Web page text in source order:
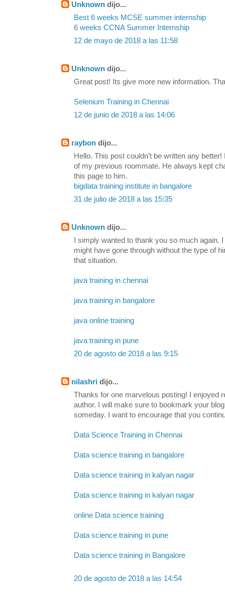
Unknown dijo...
Best 6 weeks MCSE summer internship
6 weeks CCNA Summer Internship
12 de mayo de 2018 a las 11:58
Unknown dijo...
Great post! Its give more new information.
Selenium Training in Chennai
12 de junio de 2018 a las 14:06
raybon dijo...
Hello. This post couldn’t be written any
of my previous roommate. He always kept
this page to him.
bigdata training institute in bangalore
31 de julio de 2018 a las 15:35
Unknown dijo...
I simply wanted to thank you so much again.
might have gone through without the type of
that situation.
java training in chennai
java training in bangalore
java online training
java training in pune
20 de agosto de 2018 a las 9:15
nilashri dijo...
Thanks for one marvelous posting! I enjoyed
author. I will make sure to bookmark your
someday. I want to encourage that you
Data Science Training in Chennai
Data science training in bangalore
Data science training in kalyan nagar
Data science training in kalyan nagar
online Data science training
Data science training in pune
Data science training in Bangalore
20 de agosto de 2018 a las 14:54